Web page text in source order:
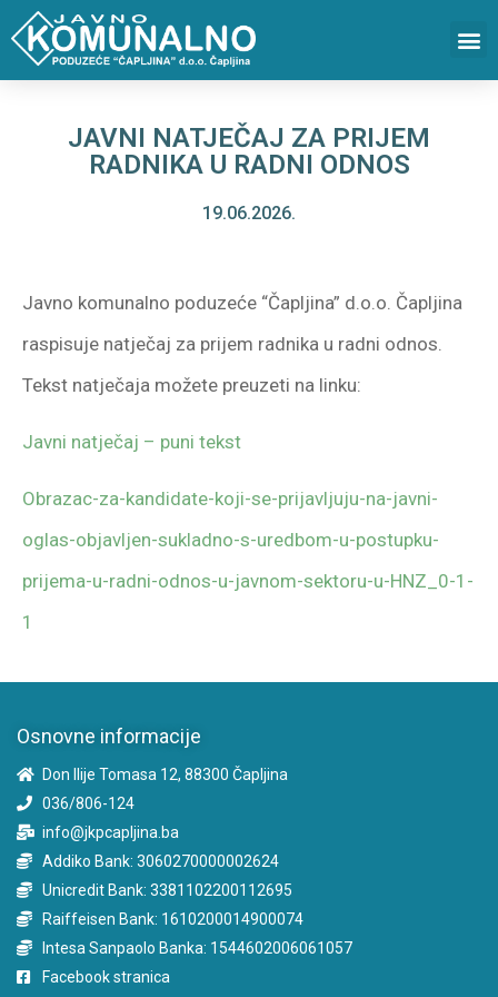
JAVNI NATJEČAJ ZA PRIJEM
RADNIKA U RADNI ODNOS
19.06.2026.
Javno komunalno poduzeće “Čapljina” d.o.o. Čapljina
raspisuje natječaj za prijem radnika u radni odnos.
Tekst natječaja možete preuzeti na linku:
Javni natječaj – puni tekst
Obrazac-za-kandidate-koji-se-prijavljuju-na-javni-
oglas-objavljen-sukladno-s-uredbom-u-postupku-
prijema-u-radni-odnos-u-javnom-sektoru-u-HNZ_0-1-
1
Osnovne informacije
Don Ilije Tomasa 12, 88300 Čapljina
036/806-124
info@jkpcapljina.ba
Addiko Bank: 3060270000002624
Unicredit Bank: 3381102200112695
Raiffeisen Bank: 1610200014900074
Intesa Sanpaolo Banka: 1544602006061057
Facebook stranica